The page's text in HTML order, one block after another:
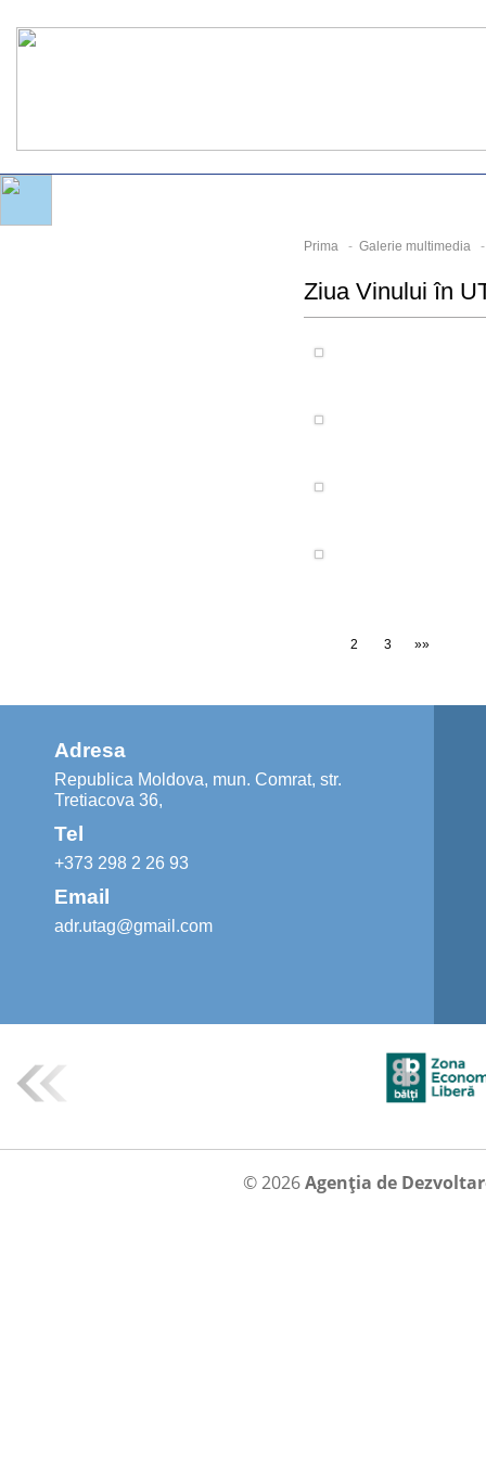
Prima - Galerie multimedia
Ziua Vinului în
2 3 »»
Adresa
Republica Moldova, mun. Comrat, str.
Tretiacova 36,
Tel
+373 298 2 26 93
Email
adr.utag@gmail.com
© 2026Agenția de